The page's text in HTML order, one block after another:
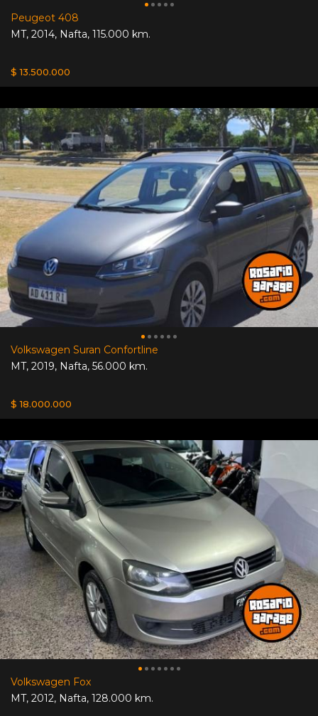
Peugeot 408
MT, 2014, Nafta, 115.000 km.
$ 13.500.000
Volkswagen Suran Confortline
MT, 2019, Nafta, 56.000 km.
$ 18.000.000
Volkswagen Fox
MT, 2012, Nafta, 128.000 km.